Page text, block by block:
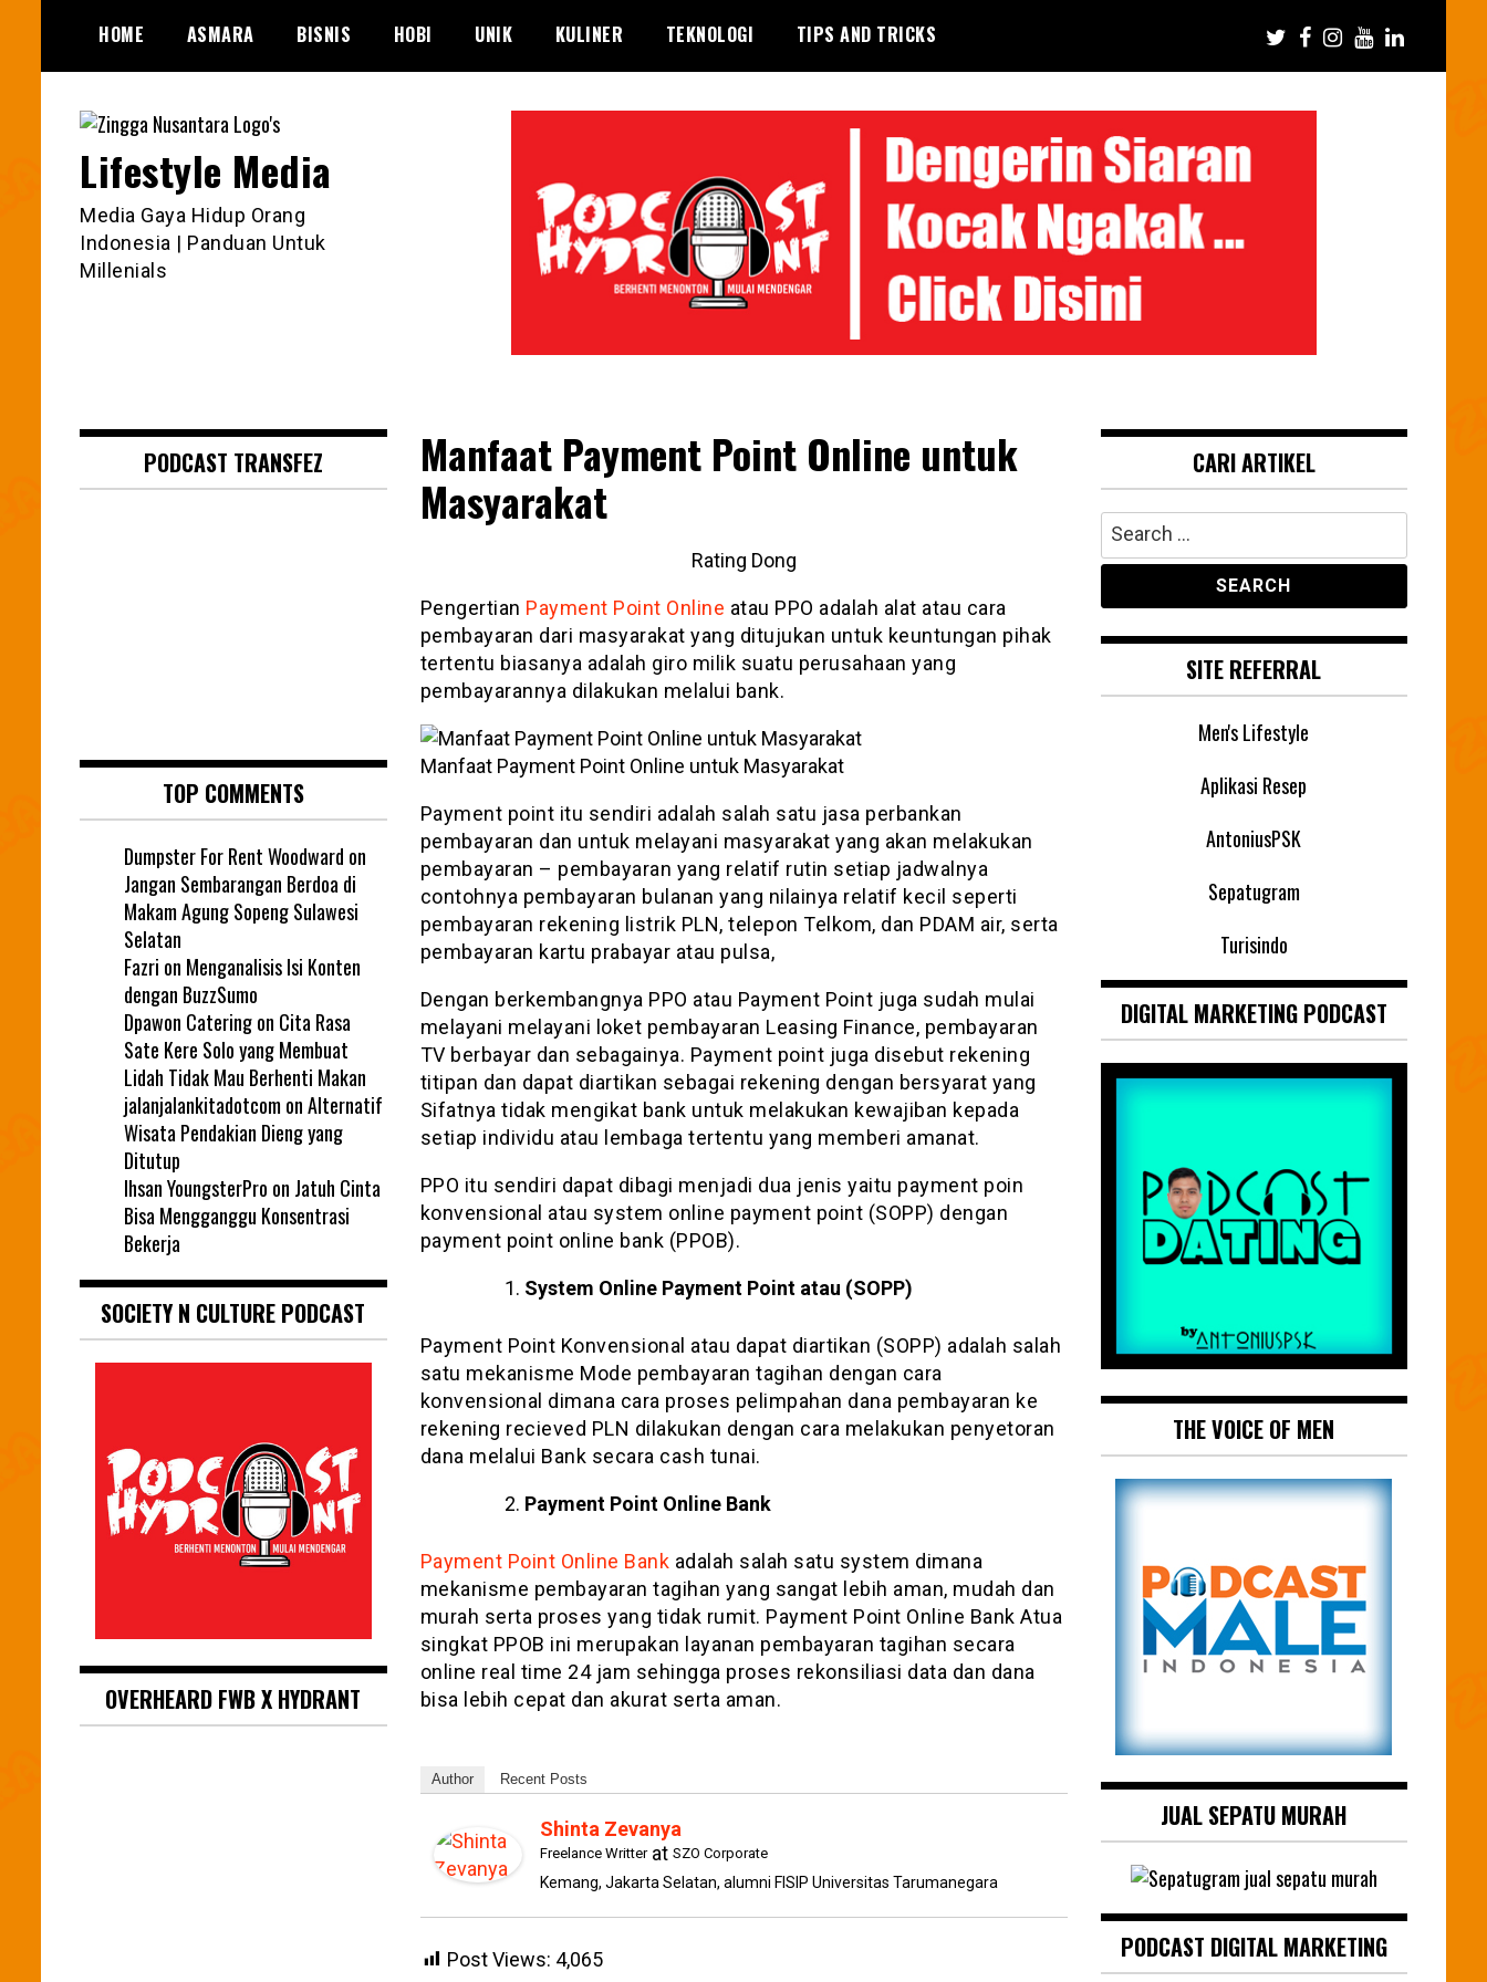
content
HOME ASMARA BISNIS HOBI UNIK KULINER TEKNOLOGI TIPS AND TRICKS
Lifestyle Media
Media Gaya Hidup Orang
Indonesia | Panduan Untuk
Millenials
Manfaat Payment Point Online untuk
Masyarakat
Rating Dong
Pengertian Payment Point Online atau PPO adalah alat atau cara
pembayaran dari masyarakat yang ditujukan untuk keuntungan pihak
tertentu biasanya adalah giro milik suatu perusahaan yang
pembayarannya dilakukan melalui bank.
Manfaat Payment Point Online untuk Masyarakat
Payment point itu sendiri adalah salah satu jasa perbankan
pembayaran dan untuk melayani masyarakat yang akan melakukan
pembayaran – pembayaran yang relatif rutin setiap jadwalnya
contohnya pembayaran bulanan yang nilainya relatif kecil seperti
pembayaran rekening listrik PLN, telepon Telkom, dan PDAM air, serta
pembayaran kartu prabayar atau pulsa,
Dengan berkembangnya PPO atau Payment Point juga sudah mulai
melayani melayani loket pembayaran Leasing Finance, pembayaran
TV berbayar dan sebagainya. Payment point juga disebut rekening
titipan dan dapat diartikan sebagai rekening dengan bersyarat yang
Sifatnya tidak mengikat bank untuk melakukan kewajiban kepada
setiap individu atau lembaga tertentu yang memberi amanat.
PPO itu sendiri dapat dibagi menjadi dua jenis yaitu payment poin
konvensional atau system online payment point (SOPP) dengan
payment point online bank (PPOB).
System Online Payment Point atau (SOPP)
Payment Point Konvensional atau dapat diartikan (SOPP) adalah salah
satu mekanisme Mode pembayaran tagihan dengan cara
konvensional dimana cara proses pelimpahan dana pembayaran ke
rekening recieved PLN dilakukan dengan cara melakukan penyetoran
dana melalui Bank secara cash tunai.
Payment Point Online Bank
Payment Point Online Bank adalah salah satu system dimana
mekanisme pembayaran tagihan yang sangat lebih aman, mudah dan
murah serta proses yang tidak rumit. Payment Point Online Bank Atua
singkat PPOB ini merupakan layanan pembayaran tagihan secara
online real time 24 jam sehingga proses rekonsiliasi data dan dana
bisa lebih cepat dan akurat serta aman.
Author Recent Posts
Shinta Zevanya
Freelance Writterat SZO Corporate
Kemang, Jakarta Selatan, alumni FISIP Universitas Tarumanegara
Post Views: 4,065
PODCAST TRANSFEZ
TOP COMMENTS
Dumpster For Rent Woodward on
Jangan Sembarangan Berdoa di
Makam Agung Sopeng Sulawesi
Selatan
Fazri on Menganalisis Isi Konten
dengan BuzzSumo
Dpawon Cateringon Cita Rasa
Sate Kere Solo yang Membuat
Lidah Tidak Mau Berhenti Makan
jalanjalankitadotcom onAlternatif
Wisata Pendakian Dieng yang
Ditutup
Ihsan YoungsterPro on Jatuh Cinta
Bisa Mengganggu Konsentrasi
Bekerja
SOCIETY N CULTURE PODCAST
OVERHEARD FWB X HYDRANT
CARI ARTIKEL
Search
for:
SITE REFERRAL
Men's Lifestyle
Aplikasi Resep
AntoniusPSK
Sepatugram
Turisindo
DIGITAL MARKETING PODCAST
THE VOICE OF MEN
JUAL SEPATU MURAH
PODCAST DIGITAL MARKETING